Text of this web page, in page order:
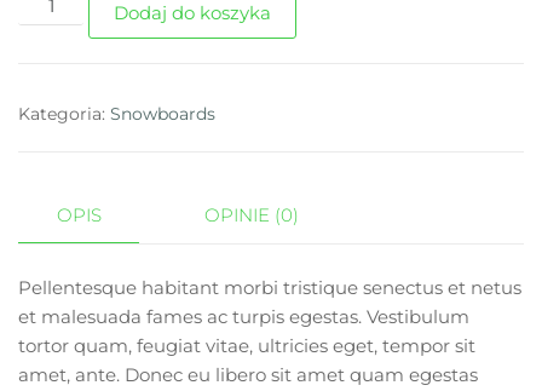
Dodaj do koszyka
Kategoria: Snowboards
OPIS OPINIE (0)
Pellentesque habitant morbi tristique senectus et netus
et malesuada fames ac turpis egestas. Vestibulum
tortor quam, feugiat vitae, ultricies eget, tempor sit
amet, ante. Donec eu libero sit amet quam egestas